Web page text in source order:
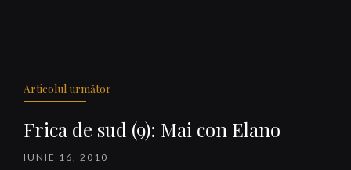
Articolul următor
Frica de sud (9): Mai con Elano
IUNIE 16, 2010